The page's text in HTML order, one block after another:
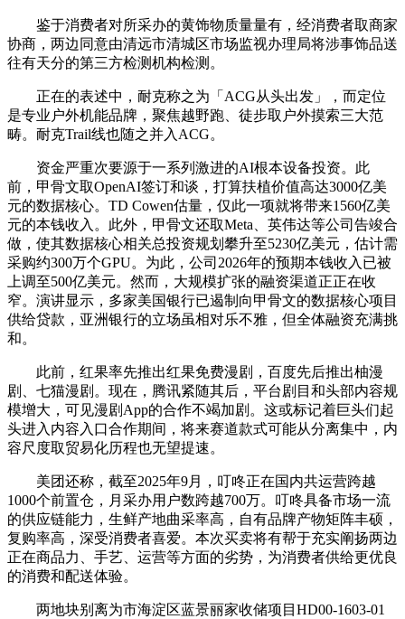
鉴于消费者对所采办的黄饰物质量量有，经消费者取商家
协商，两边同意由清远市清城区市场监视办理局将涉事饰品送
往有天分的第三方检测机构检测。
正在的表述中，耐克称之为「ACG从头出发」，而定位
是专业户外机能品牌，聚焦越野跑、徒步取户外摸索三大范
畴。耐克Trail线也随之并入ACG。
资金严重次要源于一系列激进的AI根本设备投资。此
前，甲骨文取OpenAI签订和谈，打算扶植价值高达3000亿美
元的数据核心。TD Cowen估量，仅此一项就将带来1560亿美
元的本钱收入。此外，甲骨文还取Meta、英伟达等公司告竣合
做，使其数据核心相关总投资规划攀升至5230亿美元，估计需
采购约300万个GPU。为此，公司2026年的预期本钱收入已被
上调至500亿美元。然而，大规模扩张的融资渠道正正在收
窄。演讲显示，多家美国银行已遏制向甲骨文的数据核心项目
供给贷款，亚洲银行的立场虽相对乐不雅，但全体融资充满挑
和。
此前，红果率先推出红果免费漫剧，百度先后推出柚漫
剧、七猫漫剧。现在，腾讯紧随其后，平台剧目和头部内容规
模增大，可见漫剧App的合作不竭加剧。这或标记着巨头们起
头进入内容入口合作期间，将来赛道款式可能从分离集中，内
容尺度取贸易化历程也无望提速。
美团还称，截至2025年9月，叮咚正在国内共运营跨越
1000个前置仓，月采办用户数跨越700万。叮咚具备市场一流
的供应链能力，生鲜产地曲采率高，自有品牌产物矩阵丰硕，
复购率高，深受消费者喜爱。本次买卖将有帮于充实阐扬两边
正在商品力、手艺、运营等方面的劣势，为消费者供给更优良
的消费和配送体验。
两地块别离为市海淀区蓝景丽家收储项目HD00-1603-01